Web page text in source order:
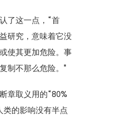
了这一点，“首
研究，意味着它没
使其更加危险。事
制不那么危险。"
章取义用的“80%
类的影响没有半点